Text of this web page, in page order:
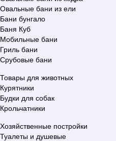
Овальные бани из ели
Бани бунгало
Баня Куб
Мобильные бани
Гриль бани
Срубовые бани
Товары для животных
Курятники
Будки для собак
Крольчатники
Хозяйственные постройки
Туалеты и душевые